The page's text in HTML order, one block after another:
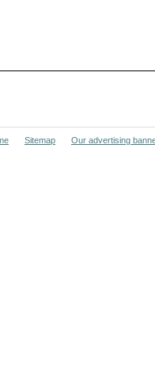
Sitemap Our advertising